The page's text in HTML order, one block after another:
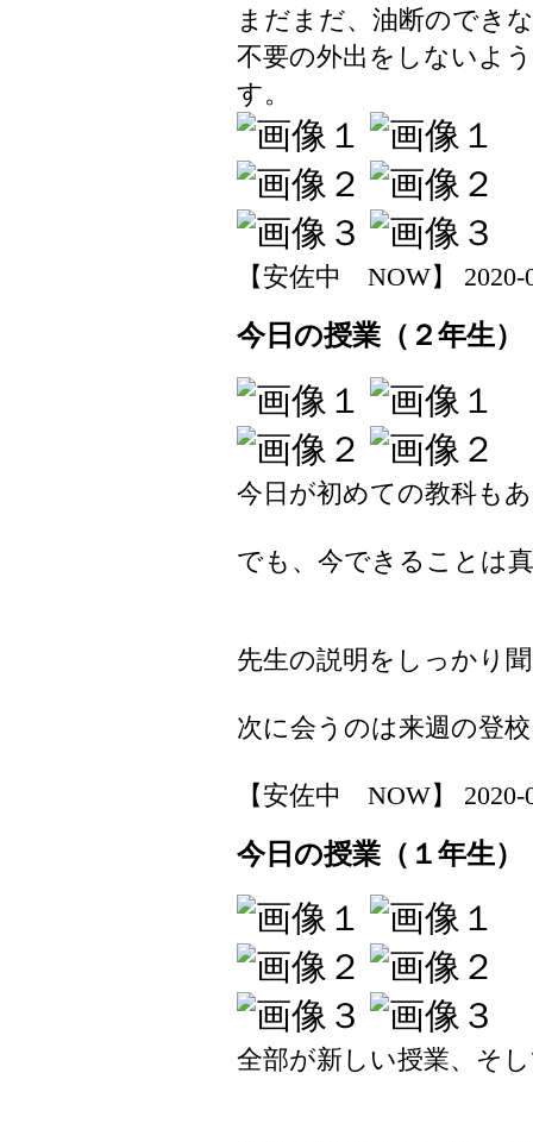
まだまだ、油断のでき
不要の外出をしないよ
す。
【安佐中 NOW】 2020-
今日の授業（２年生）
今日が初めての教科も
でも、今できることは
先生の説明をしっかり
次に会うのは来週の登
【安佐中 NOW】 2020-
今日の授業（１年生）
全部が新しい授業、そ